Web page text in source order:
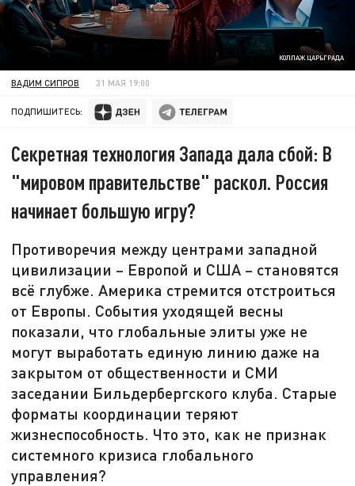
КОЛЛАЖ ЦАРЬГРАДА
ВАДИМ СИПРОВ 31 МАЯ 19:00
ПОДПИШИТЕСЬ:
Секретная технология Запада дала сбой: В
"мировом правительстве" раскол. Россия
начинает большую игру?
Противоречия между центрами западной
цивилизации – Европой и США – становятся
всё глубже. Америка стремится отстроиться
от Европы. События уходящей весны
показали, что глобальные элиты уже не
могут выработать единую линию даже на
закрытом от общественности и СМИ
заседании Бильдербергского клуба. Старые
форматы координации теряют
жизнеспособность. Что это, как не признак
системного кризиса глобального
управления?